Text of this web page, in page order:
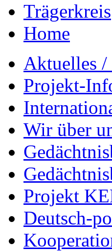
Trägerkreis
Home
Aktuelles
Projekt-
Wir über
Projekt
Deutsch-